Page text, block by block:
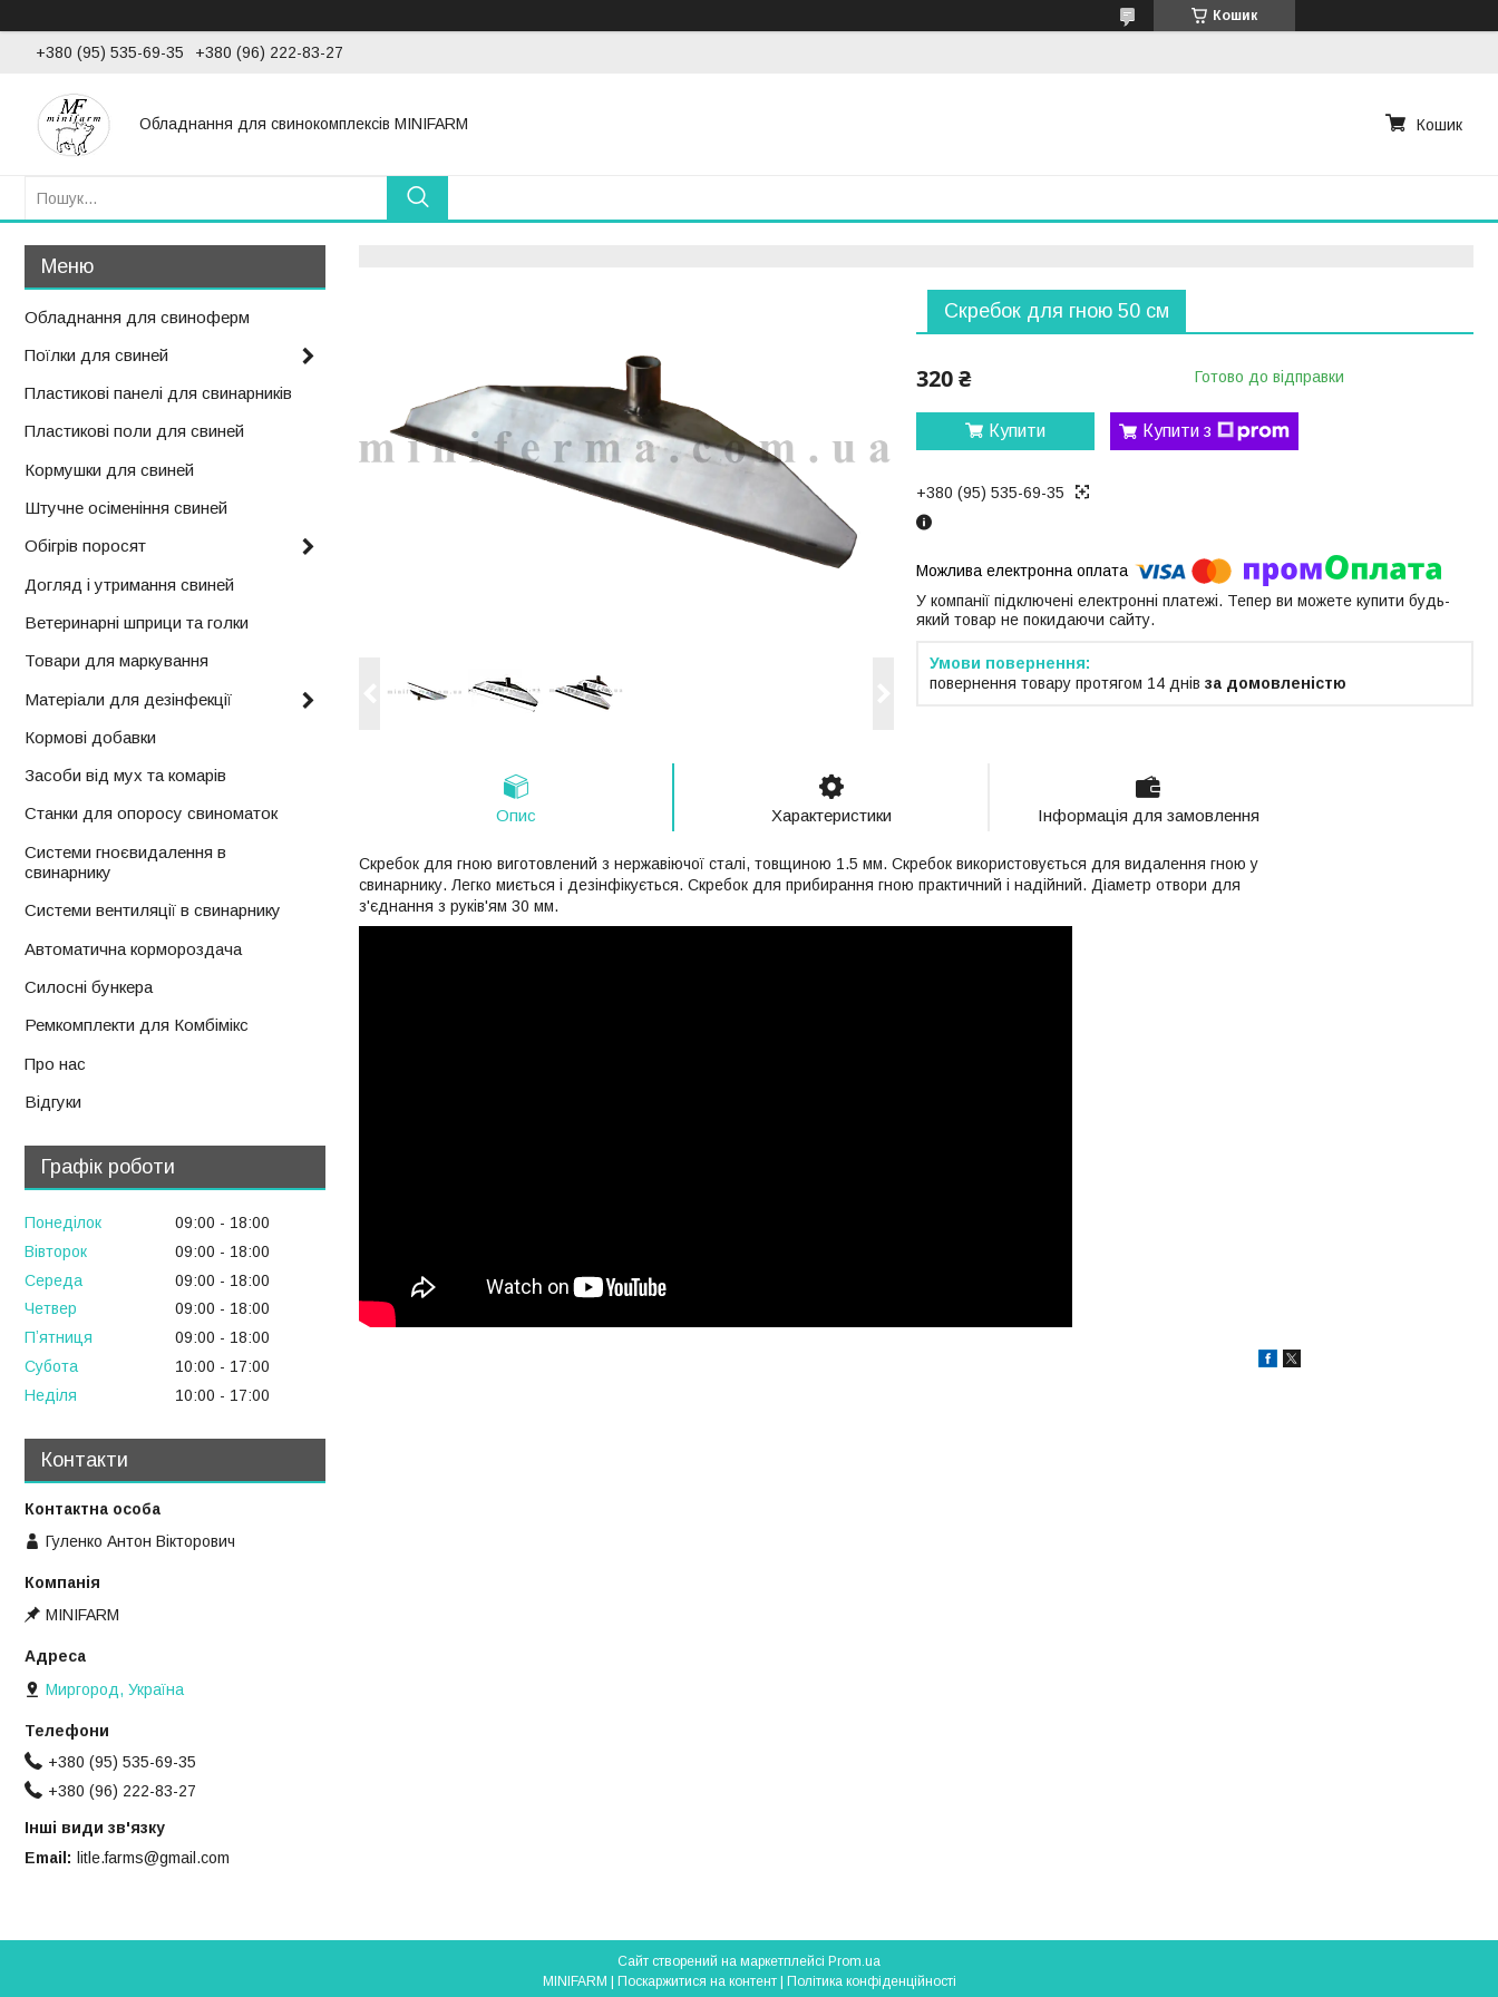
Кошик
+380 (95) 535-69-35 +380 (96) 222-83-27
Обладнання для свинокомплексів MINIFARM Кошик
Скребок для гною 50 см
320 ₴ Готово до відправки
Купити Купити з
+380 (95) 535-69-35
У компанії підключені електронні платежі. Тепер ви можете купити будь-
який товар не покидаючи сайту.
повернення товару протягом 14 днів за домовленістю
Опис Характеристики Інформація для замовлення
Скребок для гною виготовлений з нержавіючої сталі, товщиною 1.5 мм. Скребок використовується для видалення гною у
свинарнику. Легко миється і дезінфікується. Скребок для прибирання гною практичний і надійний. Діаметр отвори для
з'єднання з руків'ям 30 мм.
Обладнання для свиноферм
Поїлки для свиней
Пластикові панелі для свинарників
Пластикові поли для свиней
Кормушки для свиней
Штучне осіменіння свиней
Обігрів поросят
Догляд і утримання свиней
Ветеринарні шприци та голки
Товари для маркування
Матеріали для дезінфекції
Кормові добавки
Засоби від мух та комарів
Станки для опоросу свиноматок
Системи гноєвидалення в
свинарнику
Системи вентиляції в свинарнику
Автоматична кормороздача
Силосні бункера
Ремкомплекти для Комбімікс
Про нас
Відгуки
Графік роботи
Понеділок 09:00
18:00
Вівторок
09:00
18:00
Середа
09:00
18:00
Четвер
09:00
18:00
Пʼятниця
09:00
18:00
Субота
10:00
17:00
Неділя
10:00 17:00
Контакти
Гуленко Антон Вікторович
MINIFARM
Миргород, Україна
+380 (95) 535-69-35
+380 (96) 222-83-27
Інші види зв'язку
Email
litle.farms@gmail.com
Сайт створений на маркетплейсі Prom.ua
Поскаржитися на контент Політика конфіденційності